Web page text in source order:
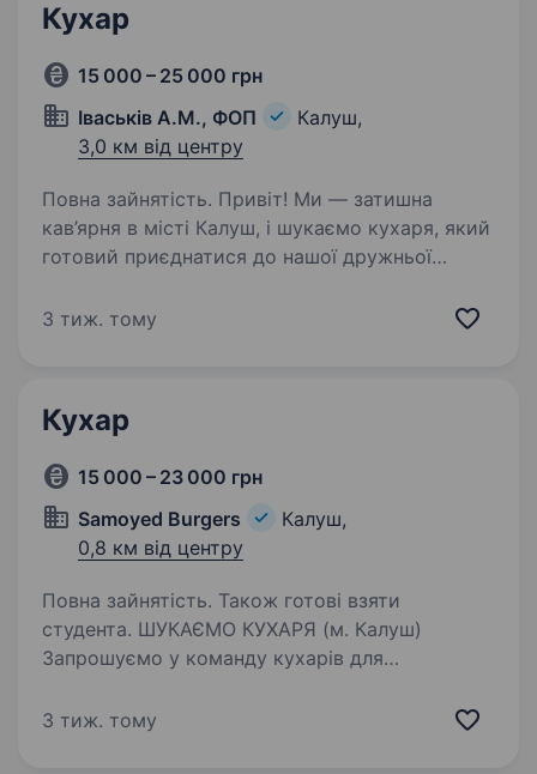
Кухар
15 000 – 25 000 грн
Іваськів А.М., ФОП
Калуш,
3,0 км від центру
Повна зайнятість. Привіт! Ми — затишна
кав’ярня в місті Калуш, і шукаємо кухаря, який
готовий приєднатися до нашої дружньої
розвиватися у сфері кулінарії та працювати
3 тиж. тому
Кухар
15 000 – 23 000 грн
Samoyed Burgers
Калуш,
0,8 км від центру
Повна зайнятість. Також готові взяти
студента. ШУКАЄМО КУХАРЯ (м. Калуш)
Запрошуємо у команду кухарів для
відповідальних, охайних та креативних людей,
3 тиж. тому